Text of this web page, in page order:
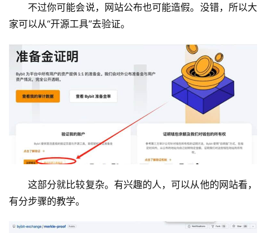
不过你可能会说，网站公布也可能造假。没错，所以大
家可以从“开源工具”去验证。
这部分就比较复杂。有兴趣的人，可以从他的网站看，
有分步骤的教学。